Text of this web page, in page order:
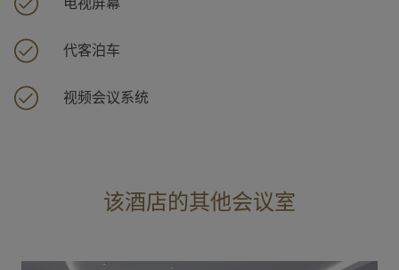
代客泊车
视频会议系统
该酒店的其他会议室